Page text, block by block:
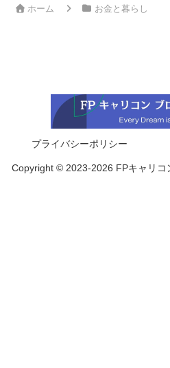
ホーム お金と暮らし
プライバシーポリシー
Copyright © 2023-2026 FPキャリコ